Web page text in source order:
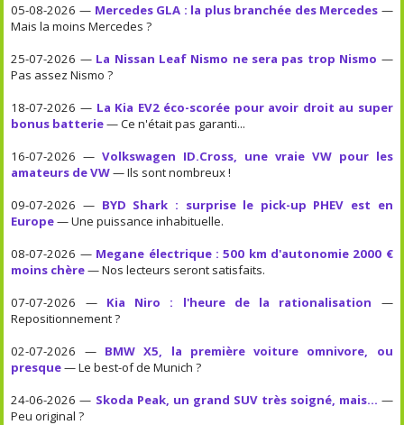
05-08-2026 — Mercedes GLA : la plus branchée des Mercedes —
Mais la moins Mercedes ?
25-07-2026 — La Nissan Leaf Nismo ne sera pas trop Nismo —
Pas assez Nismo ?
18-07-2026 — La Kia EV2 éco-scorée pour avoir droit au super
bonus batterie— Ce n'était pas garanti...
16-07-2026 —Volkswagen ID.Cross, une vraie VW pour les
amateurs de VW— Ils sont nombreux !
09-07-2026 — BYD Shark : surprise le pick-up PHEV est en
Europe— Une puissance inhabituelle.
08-07-2026 — Megane électrique : 500 km d'autonomie 2000 €
moins chère— Nos lecteurs seront satisfaits.
07-07-2026 — Kia Niro : l'heure de la rationalisation —
Repositionnement ?
02-07-2026 — BMW X5, la première voiture omnivore, ou
presque— Le best-of de Munich ?
24-06-2026 — Skoda Peak, un grand SUV très soigné, mais... —
Peu original ?